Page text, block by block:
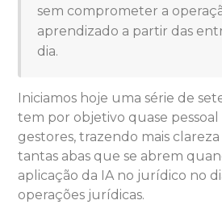
sem comprometer a
aprendizado a partir das
dia.
Iniciamos hoje uma série de
tem por objetivo quase pessoal
gestores, trazendo mais
tantas abas que se abrem
aplicação da IA no jurídico no
operações jurídicas.